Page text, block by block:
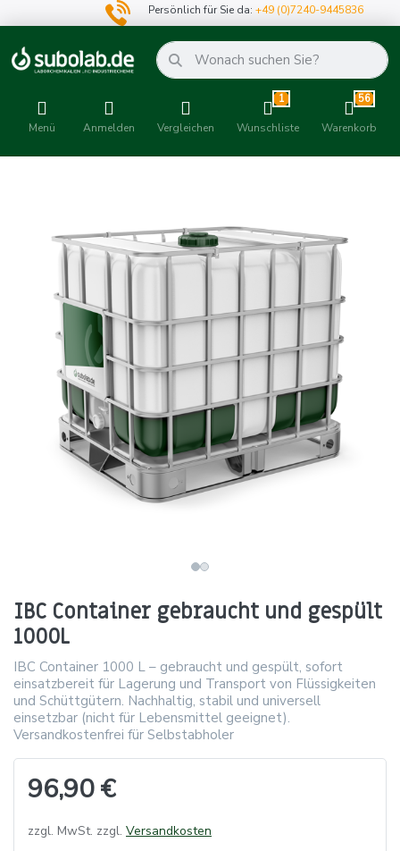
Persönlich für Sie da:+49 (0)7240-9445836
Menü Anmelden Vergleichen
1
Wunschliste
56
Warenkorb
IBC Container gebraucht und gespült
1000L
IBC Container 1000 L – gebraucht und gespült, sofort
einsatzbereit für Lagerung und Transport von Flüssigkeiten
und Schüttgütern. Nachhaltig, stabil und universell
einsetzbar (nicht für Lebensmittel geeignet).
Versandkostenfrei für Selbstabholer
96,90 €
zzgl. MwSt. zzgl. Versandkosten